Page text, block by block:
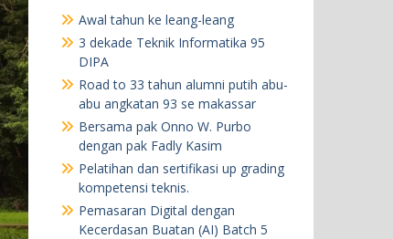
Awal tahun ke leang-leang
3 dekade Teknik Informatika 95
DIPA
Road to 33 tahun alumni putih abu-
abu angkatan 93 se makassar
Bersama pak Onno W. Purbo
dengan pak Fadly Kasim
Pelatihan dan sertifikasi up grading
kompetensi teknis.
Pemasaran Digital dengan
Kecerdasan Buatan (AI) Batch 5